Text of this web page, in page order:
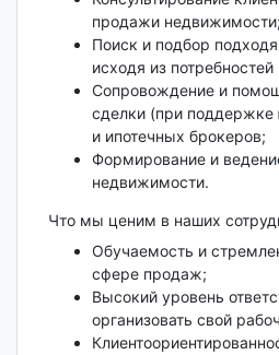
продажи недвижимости;
Поиск и подбор
исходя из потребностей
Сопровождение и
сделки (при поддержке
и ипотечных брокеров;
Формирование и
недвижимости.
Что мы ценим в наших
Обучаемость и
сфере продаж;
Высокий уровень
организовать свой